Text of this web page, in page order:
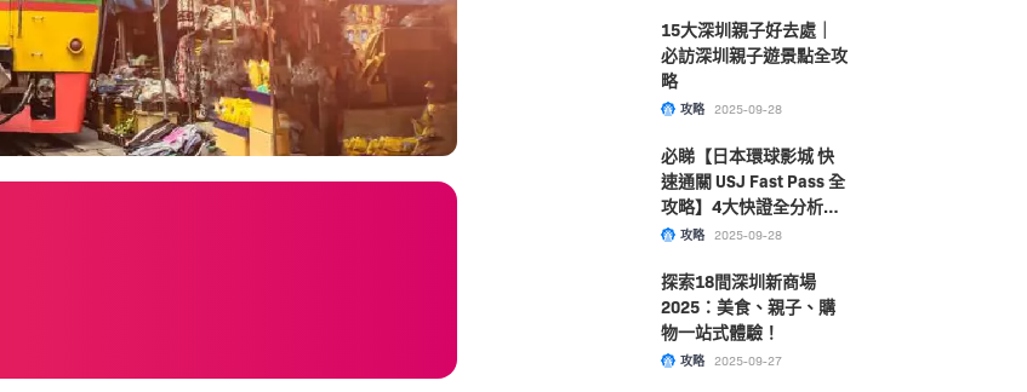
15大深圳親子好去處｜
必訪深圳親子遊景點全攻
略
攻略 2025-09-28
必睇【日本環球影城 快
速通關 USJ Fast Pass 全
攻略】4大快證全分析！
附購票及選擇指南大公
攻略 2025-09-28
探索18間深圳新商場
2025：美食、親子、購
物一站式體驗！
攻略 2025-09-27